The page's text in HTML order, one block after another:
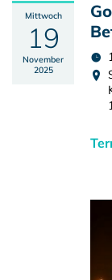
Mittwoch
19
November
2025